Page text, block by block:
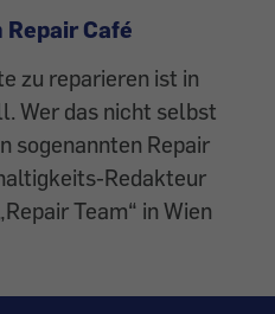
Repair Café
zu reparieren ist in
Wer das nicht selbst
sogenannten Repair
Redakteur
Team“ in Wien